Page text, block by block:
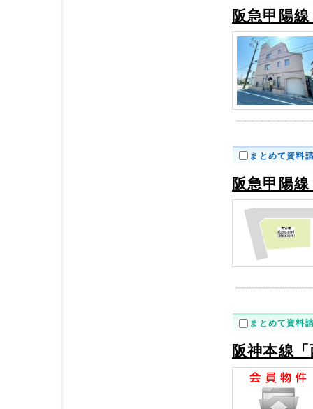
阪急甲陽
まとめて資料
阪急甲陽
まとめて資料
阪神本線